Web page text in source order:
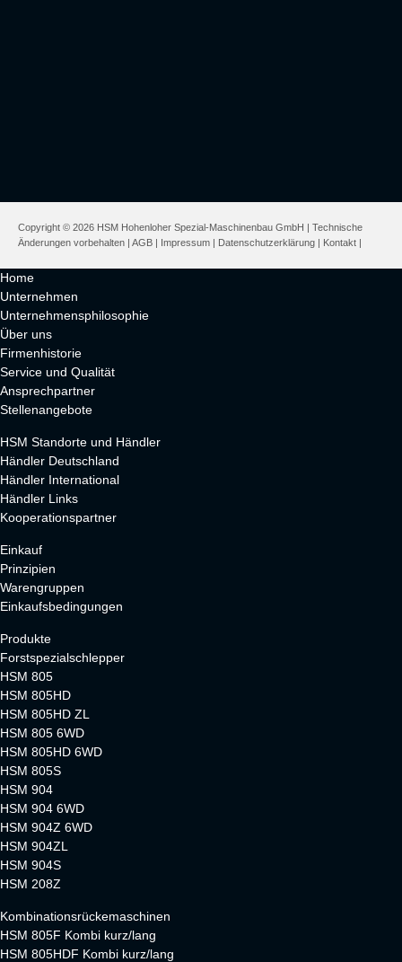
Copyright © 2026 HSM Hohenloher Spezial-Maschinenbau GmbH | Technische
Änderungen vorbehalten | AGB | Impressum | Datenschutzerklärung | Kontakt |
Home
Unternehmen
Unternehmensphilosophie
Über uns
Firmenhistorie
Service und Qualität
Ansprechpartner
Stellenangebote
HSM Standorte und Händler
Händler Deutschland
Händler International
Händler Links
Kooperationspartner
Einkauf
Prinzipien
Warengruppen
Einkaufsbedingungen
Produkte
Forstspezialschlepper
HSM 805
HSM 805HD
HSM 805HD ZL
HSM 805 6WD
HSM 805HD 6WD
HSM 805S
HSM 904
HSM 904 6WD
HSM 904Z 6WD
HSM 904ZL
HSM 904S
HSM 208Z
Kombinationsrückemaschinen
HSM 805F Kombi kurz/lang
HSM 805HDF Kombi kurz/lang